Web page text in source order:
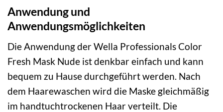
Anwendung und
Anwendungsmöglichkeiten
Die Anwendung der Wella Professionals Color
Fresh Mask Nude ist denkbar einfach und kann
bequem zu Hause durchgeführt werden. Nach
dem Haarewaschen wird die Maske gleichmäßig
im handtuchtrockenen Haar verteilt. Die